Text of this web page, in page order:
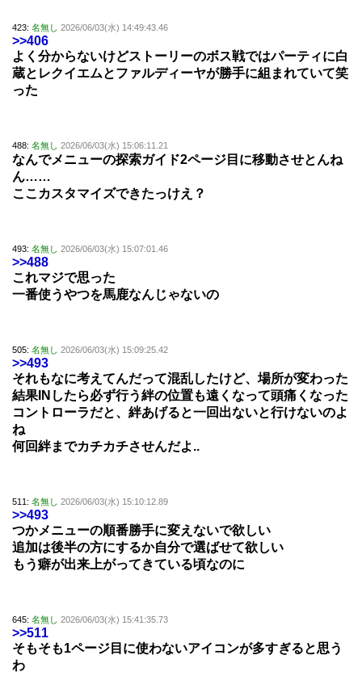
423: 名無し 2026/06/03(水) 14:49:43.46
>>406
よく分からないけどストーリーのボス戦ではパーティに白
蔵とレクイエムとファルディーヤが勝手に組まれていて笑
った
488: 名無し 2026/06/03(水) 15:06:11.21
なんでメニューの探索ガイド2ページ目に移動させとんね
ん……
ここカスタマイズできたっけえ？
493: 名無し 2026/06/03(水) 15:07:01.46
>>488
これマジで思った
一番使うやつを馬鹿なんじゃないの
505: 名無し 2026/06/03(水) 15:09:25.42
>>493
それもなに考えてんだって混乱したけど、場所が変わった
結果INしたら必ず行う絆の位置も遠くなって頭痛くなった
コントローラだと、絆あげると一回出ないと行けないのよ
ね
何回絆までカチカチさせんだよ..
511: 名無し 2026/06/03(水) 15:10:12.89
>>493
つかメニューの順番勝手に変えないで欲しい
追加は後半の方にするか自分で選ばせて欲しい
もう癖が出来上がってきている頃なのに
645: 名無し 2026/06/03(水) 15:41:35.73
>>511
そもそも1ページ目に使わないアイコンが多すぎると思う
わ